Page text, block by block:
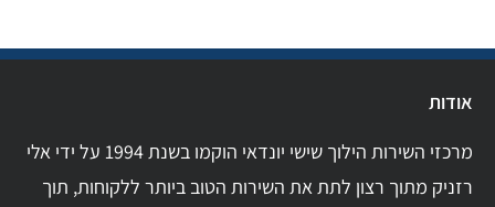
אודות
מרכזי השירות הילוך שישי יונדאי הוקמו בשנת 1994 על ידי אלי
רזניק מתוך רצון לתת את השירות הטוב ביותר ללקוחות, תוך